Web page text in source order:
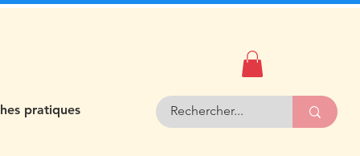
pratiques